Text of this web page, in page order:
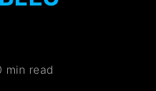
min read